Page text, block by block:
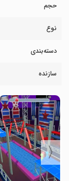
حجم
نوع
دسته‌بندی
سازنده
〈